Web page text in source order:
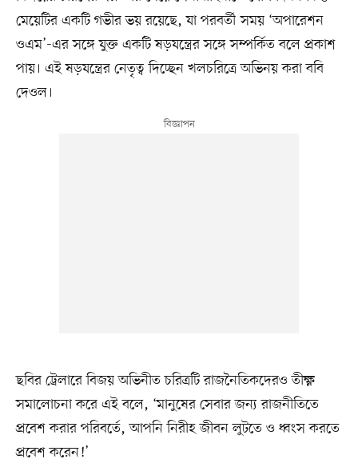
মেয়েটির একটি গভীর ভয় রয়েছে, যা পরবর্তী সময় ‘অপারেশন
ওএম’-এর সঙ্গে যুক্ত একটি ষড়যন্ত্রের সঙ্গে সম্পর্কিত বলে প্রকাশ
পায়। এই ষড়যন্ত্রের নেতৃত্ব দিচ্ছেন খলচরিত্রে অভিনয় করা ববি
দেওল।
ছবির ট্রেলারে বিজয় অভিনীত চরিত্রটি রাজনৈতিকদেরও তীক্ষ্ণ
সমালোচনা করে এই বলে, ‘মানুষের সেবার জন্য রাজনীতিতে
প্রবেশ করার পরিবর্তে, আপনি নিরীহ জীবন লুটতে ও ধ্বংস করতে
প্রবেশ করেন!’